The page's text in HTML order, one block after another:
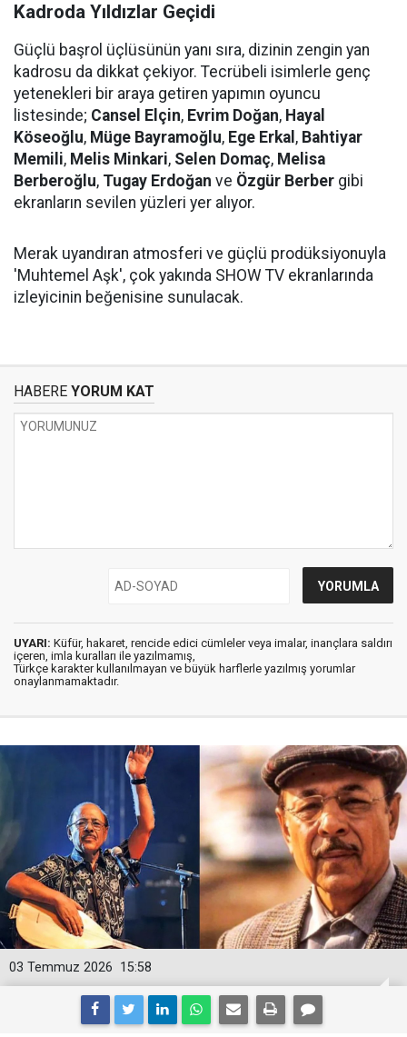
Kadroda Yıldızlar Geçidi
Güçlü başrol üçlüsünün yanı sıra, dizinin zengin yan
kadrosu da dikkat çekiyor. Tecrübeli isimlerle genç
yetenekleri bir araya getiren yapımın oyuncu
listesinde; Cansel Elçin, Evrim Doğan, Hayal
Köseoğlu, Müge Bayramoğlu, Ege Erkal , Bahtiyar
Memili, Melis Minkari, Selen Domaç, Melisa
Berberoğlu, Tugay Erdoğan ve Özgür Berber gibi
ekranların sevilen yüzleri yer alıyor.
Merak uyandıran atmosferi ve güçlü prodüksiyonuyla
'Muhtemel Aşk', çok yakında SHOW TV ekranlarında
izleyicinin beğenisine sunulacak.
HABERE YORUM KAT
UYARI: Küfür, hakaret, rencide edici cümleler veya imalar, inançlara saldırı
içeren, imla kuralları ile yazılmamış,
Türkçe karakter kullanılmayan ve büyük harflerle yazılmış yorumlar
onaylanmamaktadır.
15:58
03 Temmuz 2026